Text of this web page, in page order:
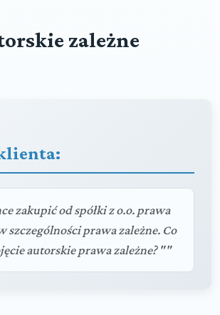
zależne
zakupić od spółki z o.o. prawa
szczególności prawa zależne. Co
autorskie prawa zależne? ""